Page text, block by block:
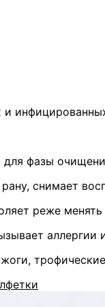
фазы
снимает
реже
аллергии